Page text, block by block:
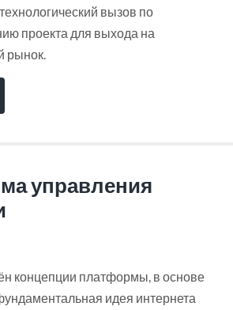
вызов по
проекта для выхода на
рынок.
управления
концепции платформы, в основе
идея интернета